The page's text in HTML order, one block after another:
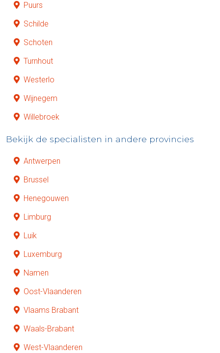
Puurs
Schilde
Schoten
Turnhout
Westerlo
Wijnegem
Willebroek
Bekijk de specialisten in andere provincies
Antwerpen
Brussel
Henegouwen
Limburg
Luik
Luxemburg
Namen
Oost-Vlaanderen
Vlaams Brabant
Waals-Brabant
West-Vlaanderen